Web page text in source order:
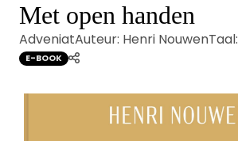
Met open handen
AdveniatAuteur: Henri NouwenTaal:
E-BOOK